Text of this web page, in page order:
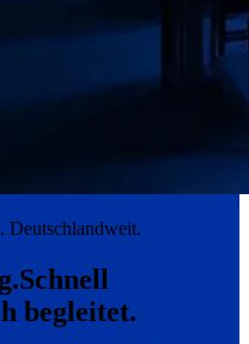
Deutschlandweit.
Schnell
begleitet.